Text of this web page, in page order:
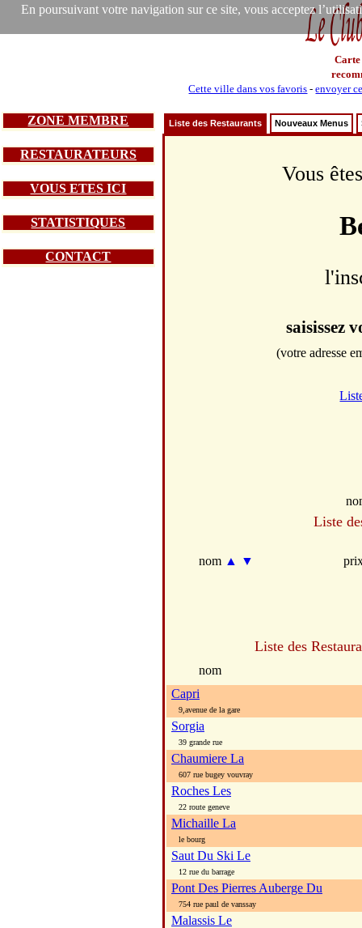
En poursuivant votre navigation sur ce site, vous acceptez
Carte
Cette ville dans vos favoris -envoyer
ZONE MEMBRE
RESTAURATEURS
VOUS ETES ICI
STATISTIQUES
CONTACT
Liste des Restaurants Nouveaux Menus
Vous
saisissez
(votre adresse
Liste
nom ▲ ▼
Liste des
nom
Capri
9,avenue de la gare
Sorgia
39 grande rue
Chaumiere La
607 rue bugey vouvray
Roches Les
22 route geneve
Michaille La
le bourg
Saut Du Ski Le
12 rue du barrage
Pont Des Pierres Auberge Du
754 rue paul de vanssay
Malassis Le